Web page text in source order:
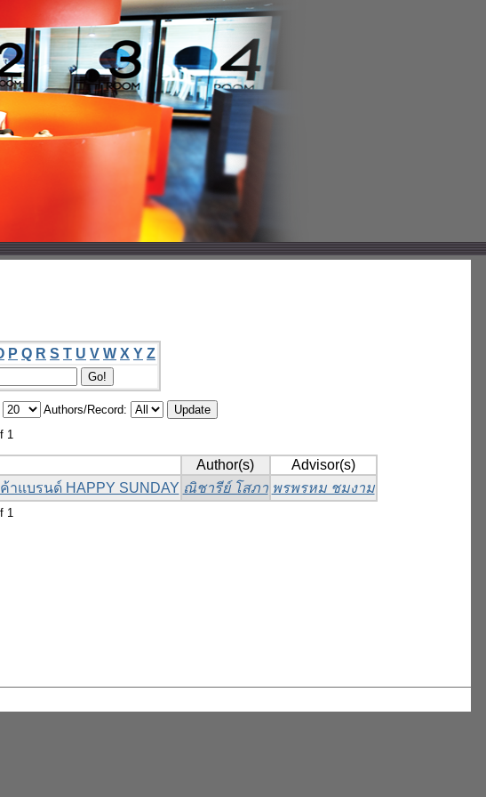
P Q R S T U V W X Y Z
Authors/Record:
1
Author(s)
Advisor(s)
แบรนด์ HAPPY SUNDAY ณิชารีย์ โสภา พรพรหม ชมงาม
1